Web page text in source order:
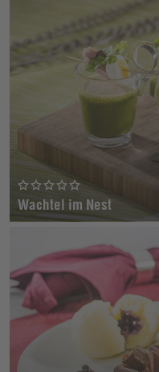
Wachtel im Nest